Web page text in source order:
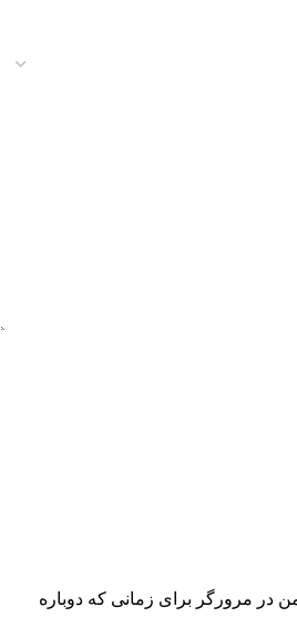
در مرورگر برای زمانی که دوباره